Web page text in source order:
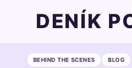
DENÍK
BEHIND THE SCENES BLOG